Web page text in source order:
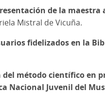
de la
Mistral de Vicuña.
fidelizados en la
método científico en
Nacional Juvenil del